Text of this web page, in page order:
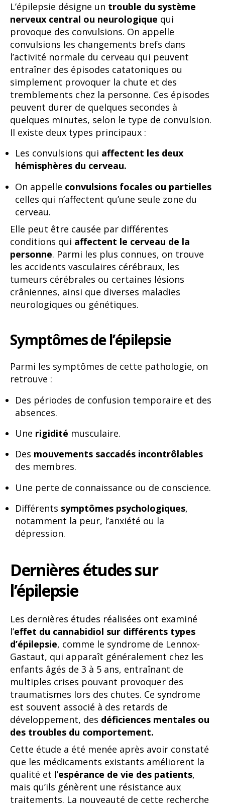
L’épilepsie désigne un trouble du système
nerveux central ou neurologique qui
provoque des convulsions. On appelle
convulsions les changements brefs dans
l’activité normale du cerveau qui peuvent
entraîner des épisodes catatoniques ou
simplement provoquer la chute et des
tremblements chez la personne. Ces épisodes
peuvent durer de quelques secondes à
quelques minutes, selon le type de convulsion.
Il existe deux types principaux :
Les convulsions qui affectent les deux
hémisphères du cerveau.
On appelle convulsions focales ou partielles
celles qui n’affectent qu’une seule zone du
cerveau.
Elle peut être causée par différentes
conditions qui affectent le cerveau de la
personne. Parmi les plus connues, on trouve
les accidents vasculaires cérébraux, les
tumeurs cérébrales ou certaines lésions
crâniennes, ainsi que diverses maladies
neurologiques ou génétiques.
Symptômes de l’épilepsie
Parmi les symptômes de cette pathologie, on
retrouve :
Des périodes de confusion temporaire et des
absences.
Une rigidité musculaire.
Des mouvements saccadés incontrôlables
des membres.
Une perte de connaissance ou de conscience.
Différents symptômes psychologiques,
notamment la peur, l’anxiété ou la
dépression.
Dernières études sur
l’épilepsie
Les dernières études réalisées ont examiné
l’effet du cannabidiol sur différents types
d’épilepsie, comme le syndrome de Lennox-
Gastaut, qui apparaît généralement chez les
enfants âgés de 3 à 5 ans, entraînant de
multiples crises pouvant provoquer des
traumatismes lors des chutes. Ce syndrome
est souvent associé à des retards de
développement, des déficiences mentales ou
des troubles du comportement.
Cette étude a été menée après avoir constaté
que les médicaments existants améliorent la
qualité et l’espérance de vie des patients,
mais qu’ils génèrent une résistance aux
traitements. La nouveauté de cette recherche